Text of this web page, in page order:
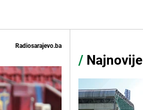
Radiosarajevo.ba
/ Najnovije